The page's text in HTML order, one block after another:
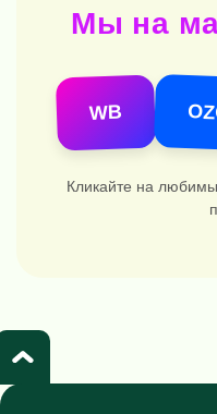
Мы на
WB
Кликайте на